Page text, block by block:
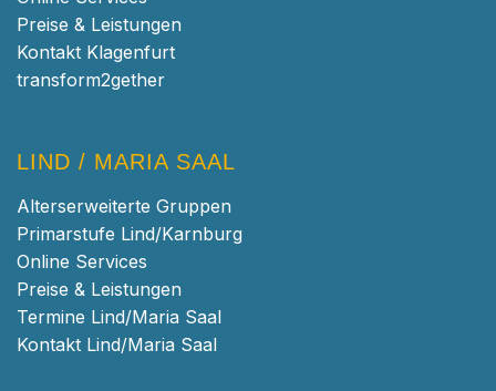
Preise & Leistungen
Kontakt Klagenfurt
transform2gether
LIND / MARIA SAAL
Alterserweiterte Gruppen
Primarstufe Lind/Karnburg
Online Services
Preise & Leistungen
Termine Lind/Maria Saal
Kontakt Lind/Maria Saal